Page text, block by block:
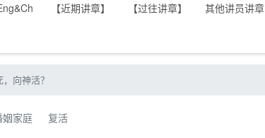
【近期讲章】 【过往讲章】 其他讲员讲章
向神活？
姻家庭 复活